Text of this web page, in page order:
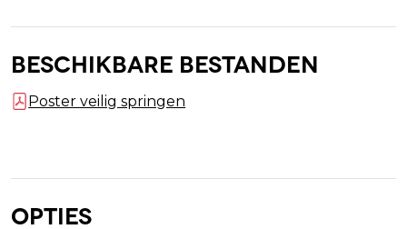
Beschikbare bestanden
Poster veilig springen
Opties